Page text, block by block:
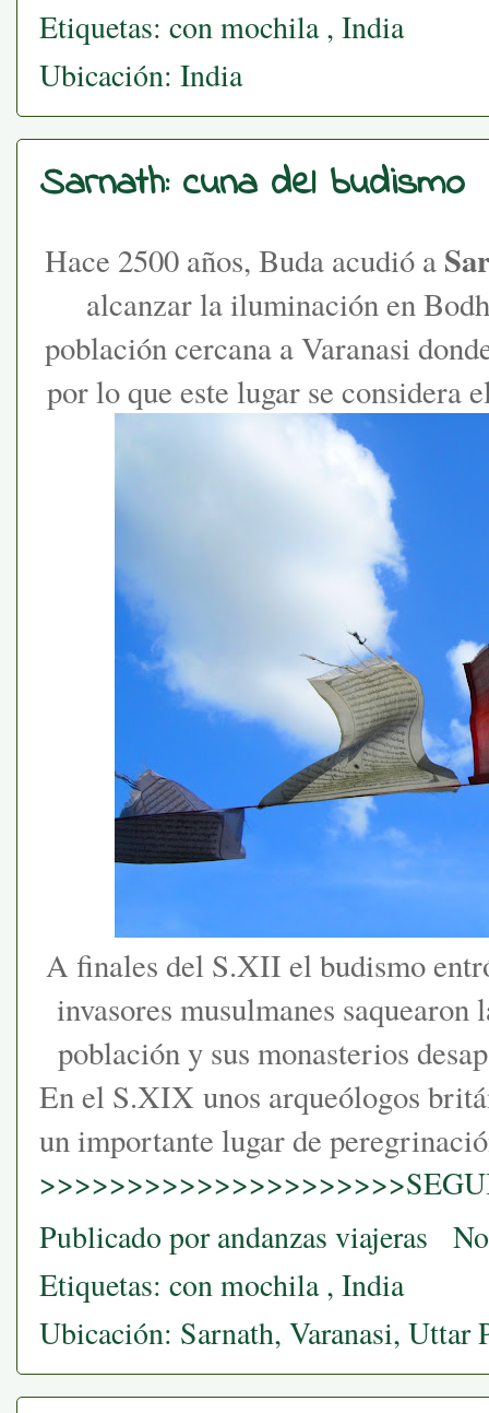
Etiquetas: con mochila, India
Ubicación: India
Sarnath: cuna del budismo
Hace 2500 años, Buda acudió a
alcanzar la iluminación en
población cercana a Varanasi
por lo que este lugar se considera
A finales del S.XII el budismo
invasores musulmanes
población y sus monasterios
En el S.XIX unos arqueólogos
un importante lugar de
Publicado porandanzas viajeras
Etiquetas: con mochila, India
Ubicación: Sarnath, Varanasi, Uttar